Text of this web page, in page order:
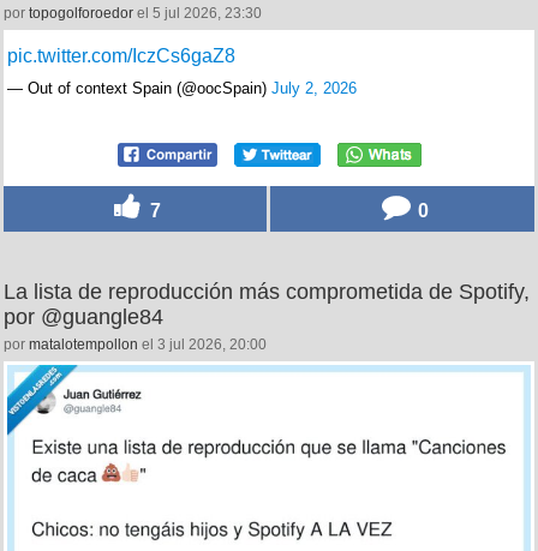
por topogolforoedor el 5 jul 2026, 23:30
pic.twitter.com/IczCs6gaZ8
— Out of context Spain (@oocSpain) July 2, 2026
7 0
La lista de reproducción más comprometida de Spotify,
por @guangle84
por matalotempollon el 3 jul 2026, 20:00